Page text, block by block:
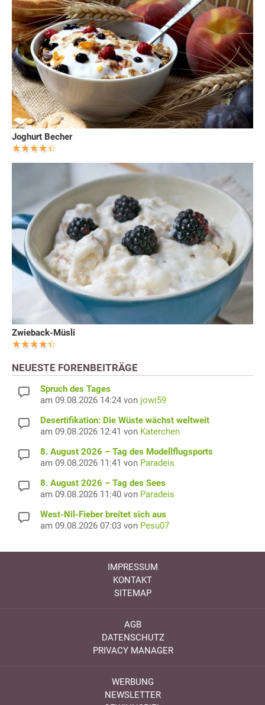
Joghurt Becher
Zwieback-Müsli
NEUESTE FORENBEITRÄGE
Spruch des Tages
am 09.08.2026 14:24 von jowi59
Desertifikation: Die Wüste wächst weltweit
am 09.08.2026 12:41 von Katerchen
8. August 2026 – Tag des Modellflugsports
am 09.08.2026 11:41 von Paradeis
8. August 2026 – Tag des Sees
am 09.08.2026 11:40 von Paradeis
West-Nil-Fieber breitet sich aus
am 09.08.2026 07:03 von Pesu07
IMPRESSUM
KONTAKT
SITEMAP
AGB
DATENSCHUTZ
PRIVACY MANAGER
WERBUNG
NEWSLETTER